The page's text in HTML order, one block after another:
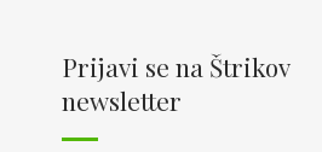
Prijavi se na Štrikov
newsletter